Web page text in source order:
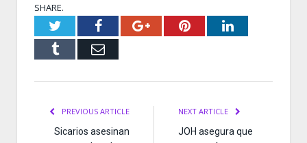
SHARE.
TwitterFacebookGoogle+PinterestLinkedIn
Tumblr Email
PREVIOUS ARTICLE
Sicarios asesinan
NEXT ARTICLE
JOH asegura que